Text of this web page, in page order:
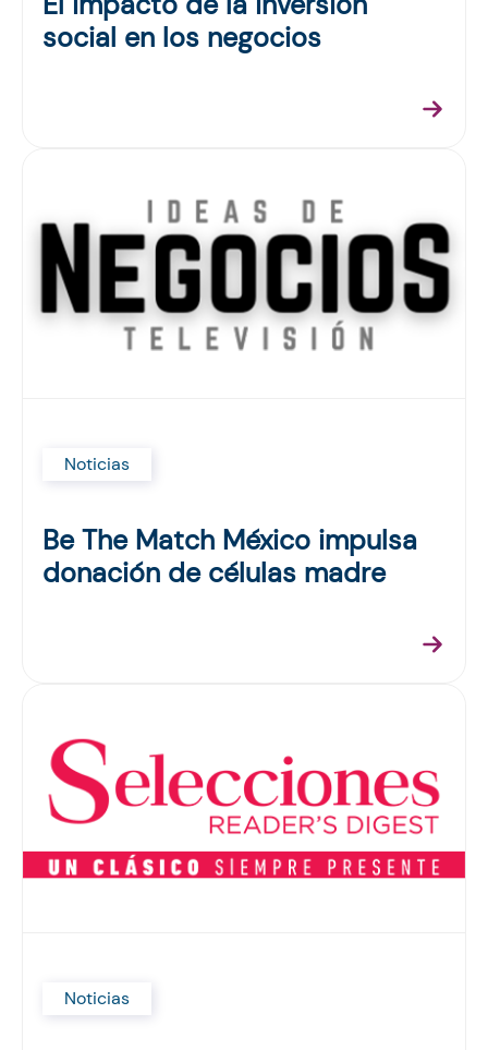
social en los negocios
Noticias
Be The Match México impulsa
donación de células madre
Noticias